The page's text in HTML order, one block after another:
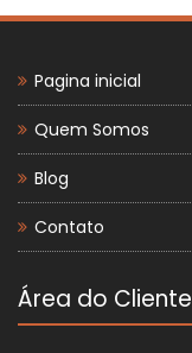
Pagina inicial
Quem Somos
Blog
Contato
Área do Cliente